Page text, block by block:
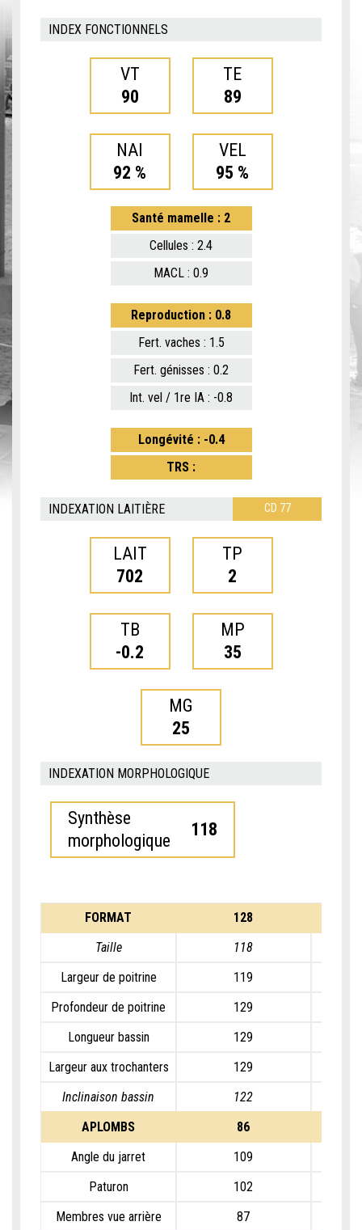
INDEX FONCTIONNELS
VT
90
TE
89
NAI
92 %
VEL
95 %
Santé mamelle : 2
Cellules : 2.4
MACL : 0.9
Reproduction : 0.8
Fert. vaches : 1.5
Fert. génisses : 0.2
Int. vel / 1re IA : -0.8
Longévité : -0.4
TRS :
INDEXATION LAITIÈRE CD 77
LAIT
702
TP
2
TB
-0.2
MP
35
MG
25
INDEXATION MORPHOLOGIQUE
Synthèse
morphologique
118
FORMAT
128
Taille
118
Largeur de poitrine
119
Profondeur de poitrine
129
Longueur bassin
129
Largeur aux trochanters
129
Inclinaison bassin
122
APLOMBS
86
Angle du jarret
109
Paturon
102
Membres vue arrière
87